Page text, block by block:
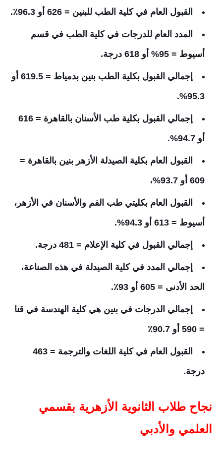
القبول العام في كلية الطب للبنين = 626 أو 96.3٪.
المدد العام للدرجات في كلية الطب في قسم
أسيوط = 95% أو 618 درجة.
إجمالي القبول بكلية الطب بنين بدمياط = 619.5 أو
95.3%.
إجمالي القبول بكلية طب الأسنان بالقاهرة = 616
أو 94.7%.
القبول العام بكلية الصيدلة الأزهر بنين بالقاهرة =
609 أو 93.7%،
القبول العام بكليتي طب الفم والأسنان في الأزهر،
أسيوط = 613 أو 94.3%.
إجمالي القبول في كلية الإعلام = 481 درجة.
إجمالي المدد في كلية الصيدلة في هذه الصناعة،
الحد الأدنى = 605 أو 93٪.
إجمالي الدرجات في بنين هي كلية الهندسة في قنا
= 590 أو 90.7٪
القبول العام في كلية اللغات والترجمة = 463
درجة.
نجاح طلاب الثانوية الأزهرية بقسمي
العلمي والأدبي